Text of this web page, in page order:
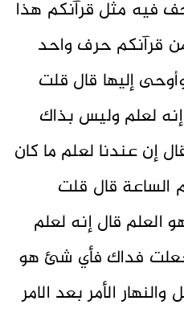
فيه مثل قرآنكم هذا
قرآنكم حرف واحد
إليها قال قلت
لعلم وليس بذاك
إن عندنا لعلم ما كان
الساعة قال قلت
العلم قال إنه لعلم
فداك فأي شئ هو
الأمر بعد الامر